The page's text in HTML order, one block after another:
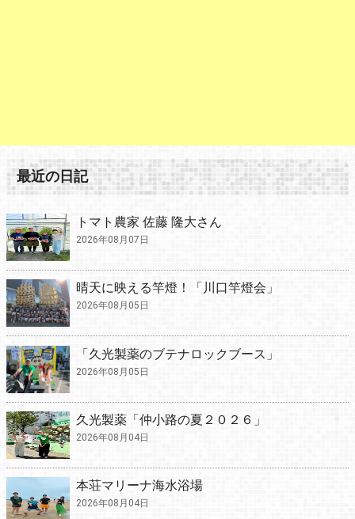
最近の日記
トマト農家 佐藤 隆大さん
2026年08月07日
晴天に映える竿燈！「川口竿燈会」
2026年08月05日
「久光製薬のブテナロックブース」
2026年08月05日
久光製薬「仲小路の夏２０２６」
2026年08月04日
本荘マリーナ海水浴場
2026年08月04日